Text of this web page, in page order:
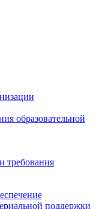
образовательной
требования
поддержки